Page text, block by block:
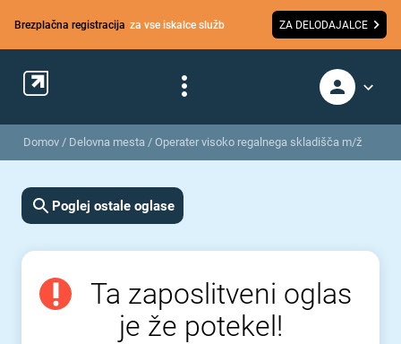
Brezplačna registracija za vse iskalce služb ZA DELODAJALCE
Domov / Delovna mesta / Operater visoko regalnega skladišča m/ž
Poglej ostale oglase
Ta zaposlitveni oglas
je že potekel!